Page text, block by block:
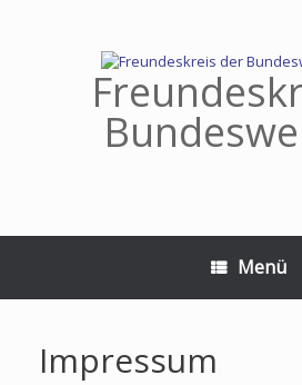
Menü
Impressum